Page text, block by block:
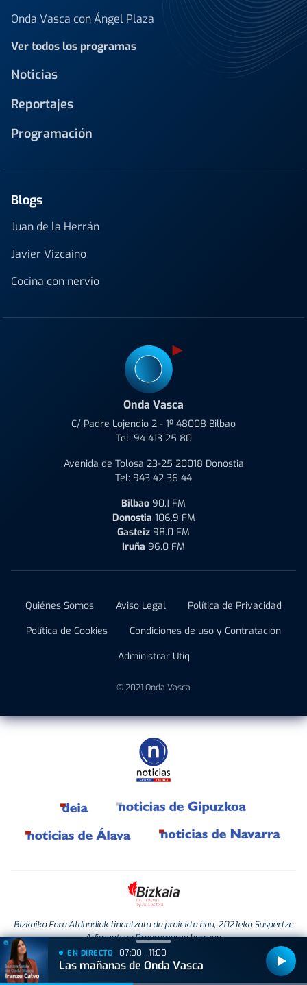
Onda Vasca con Ángel Plaza
Ver todos los programas
Noticias
Reportajes
Programación
Blogs
Juan de la Herrán
Javier Vizcaino
Cocina con nervio
Onda Vasca
C/ Padre Lojendio 2 - 1º 48008 Bilbao
Tel: 94 413 25 80
Avenida de Tolosa 23-25 20018 Donostia
Tel: 943 42 36 44
Bilbao 90.1 FM
Donostia 106.9 FM
Gasteiz 98.0 FM
Iruña 96.0 FM
Quiénes Somos Aviso Legal
Política de Privacidad
Política de Cookies
Condiciones de uso y Contratación
Administrar Utiq
© 2021 Onda Vasca
Bizkaiko Foru Aldundiak finantzatu du proiektu hau, 2021eko Suspertze
Adimentsua Programaren barruan.
Este proyecto ha sido financiado por la Diputación Foral de Bizkaia
dentro del Programa Reactivación Inteligente 2021.
EN DIRECTO 07:00 - 11:00
Las mañanas de Onda Vasca